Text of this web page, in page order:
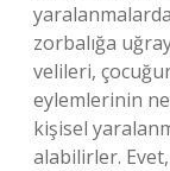
zorbalığa
velileri,
eylemlerinin
kişisel
alabilirler.